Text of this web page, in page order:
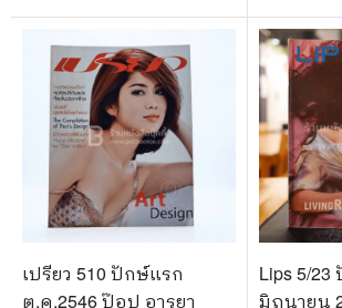
เปรียว 510 ปักษ์แรก
ต.ค.2546 ป๊อป อารยา
Lips 5/
มิถุนายน